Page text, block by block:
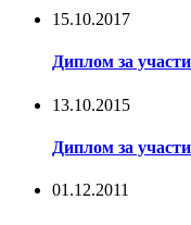
15.10.2017
Диплом за
13.10.2015
Диплом за
01.12.2011